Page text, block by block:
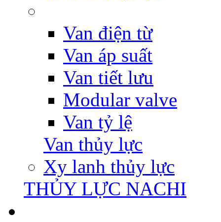
Van điện từ
Van áp suất
Van tiết lưu
Modular valve
Van tỷ lệ
Van thủy lực
Xy lanh thủy lực
THỦY LỰC NACHI